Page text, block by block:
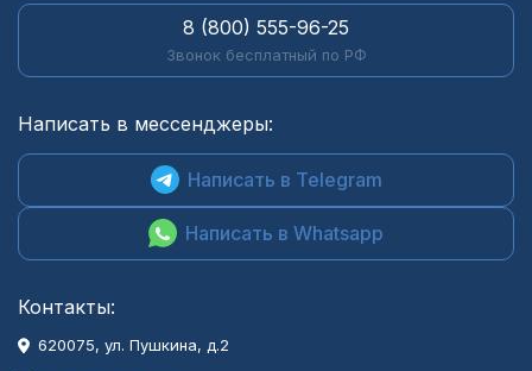
8 (800) 555-96-25
Звонок бесплатный по РФ
Написать в мессенджеры:
Написать в Telegram
Написать в Whatsapp
Контакты:
620075, ул. Пушкина, д.2